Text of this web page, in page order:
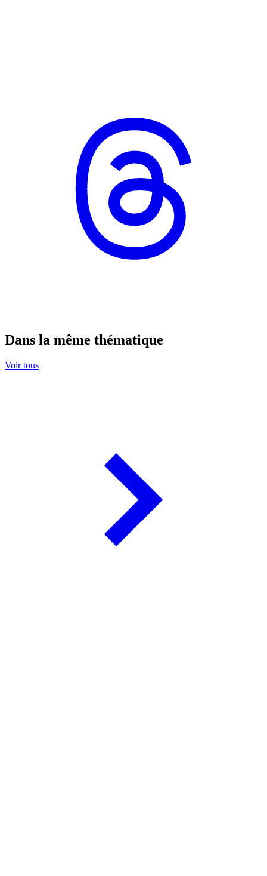
Dans la même thématique
Voir tous